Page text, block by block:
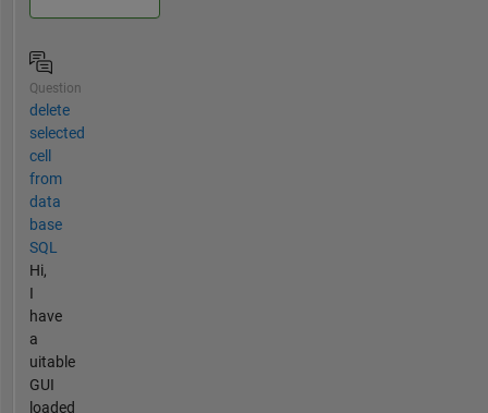
Question
delete
selected
cell
from
data
base
SQL
Hi,
I
have
a
uitable
GUI
loaded